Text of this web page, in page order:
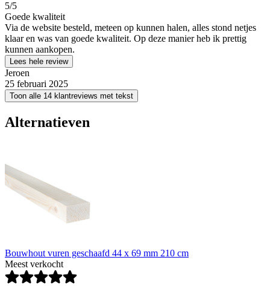
5/5
Goede kwaliteit
Via de website besteld, meteen op kunnen halen, alles stond netjes
klaar en was van goede kwaliteit. Op deze manier heb ik prettig
kunnen aankopen.
Lees hele review
Jeroen
25 februari 2025
Toon alle 14 klantreviews met tekst
Alternatieven
Bouwhout vuren geschaafd 44 x 69 mm 210 cm
Meest verkocht